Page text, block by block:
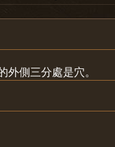
側三分處是穴。